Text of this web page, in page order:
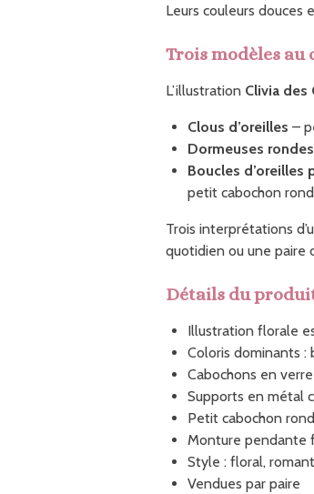
Leurs couleurs
Trois modèles au
L’illustration Clivia des
Clous d’oreilles –
Dormeuses rondes
Boucles d’oreilles
petit cabochon
Trois interprétations
quotidien ou une paire
Détails du
Illustration florale
Coloris dominants :
Cabochons en
Supports en métal
Petit cabochon
Monture pendante
Style : floral,
Vendues par paire